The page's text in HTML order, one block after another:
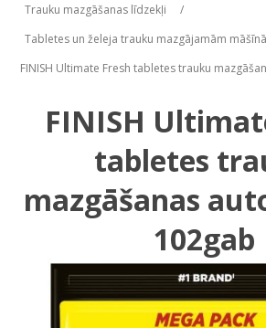
Trauku mazgāšanas līdzekļi
/
Tabletes un želeja trauku mazgājamām
FINISH Ultimate Fresh tabletes trauku
FINISH
tabletes
mazgāšanas
102gab